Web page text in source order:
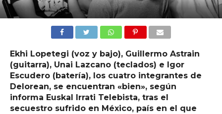
Ekhi Lopetegi (voz y bajo), Guillermo Astrain
(guitarra), Unai Lazcano (teclados) e Igor
Escudero (batería), los cuatro integrantes de
Delorean, se encuentran «bien», según
informa Euskal Irrati Telebista, tras el
secuestro sufrido en México, país en el que